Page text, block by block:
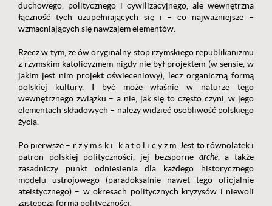
duchowego, politycznego i cywilizacyjnego, ale wewnętrzna
łączność tych uzupełniających się i – co najważniejsze –
wzmacniających się nawzajem elementów.
Rzecz w tym, że ów oryginalny stop rzymskiego republikanizmu
z rzymskim katolicyzmem nigdy nie był projektem (w sensie, w
jakim jest nim projekt oświeceniowy), lecz organiczną formą
polskiej kultury. I być może właśnie w naturze tego
wewnętrznego związku – a nie, jak się to często czyni, w jego
elementach składowych – należy widzieć osobliwość polskiego
życia.
Po pierwsze – r z y m s k i k a t o l i c y z m. Jest to równolatek i
patron polskiej polityczności, jej bezsporne arché, a także
zasadniczy punkt odniesienia dla każdego historycznego
modelu ustrojowego (paradoksalnie nawet tego oficjalnie
ateistycznego) – w okresach politycznych kryzysów i niewoli
zastępcza forma polityczności.